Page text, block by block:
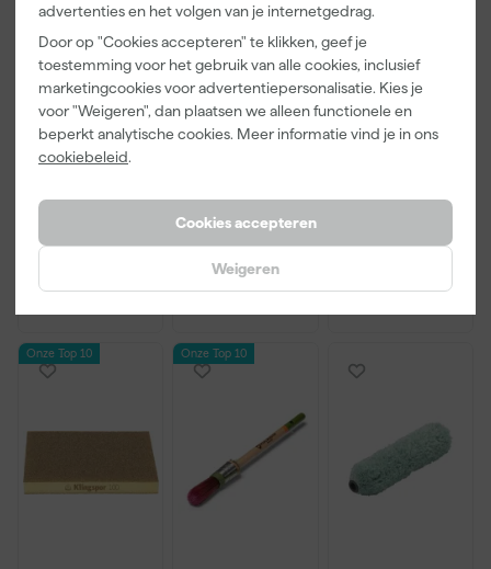
advertenties en het volgen van je internetgedrag.
Door op "Cookies accepteren" te klikken, geef je
toestemming voor het gebruik van alle cookies, inclusief
marketingcookies voor advertentiepersonalisatie. Kies je
voor "Weigeren", dan plaatsen we alleen functionele en
beperkt analytische cookies. Meer informatie vind je in ons
cookiebeleid.
Cookies accepteren
Weigeren
Little Greene
Absolute Matt
- op kleur
gemengd -
Morgen
13
3308-24
Washi Tec
x 50m
Go!Paint Roll
And Go
Verfbak -
Inzetbakken
Onze Top 10 Onze Top 10